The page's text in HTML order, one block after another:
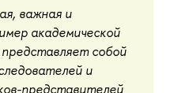
важная и
академической
собой
и
представителей